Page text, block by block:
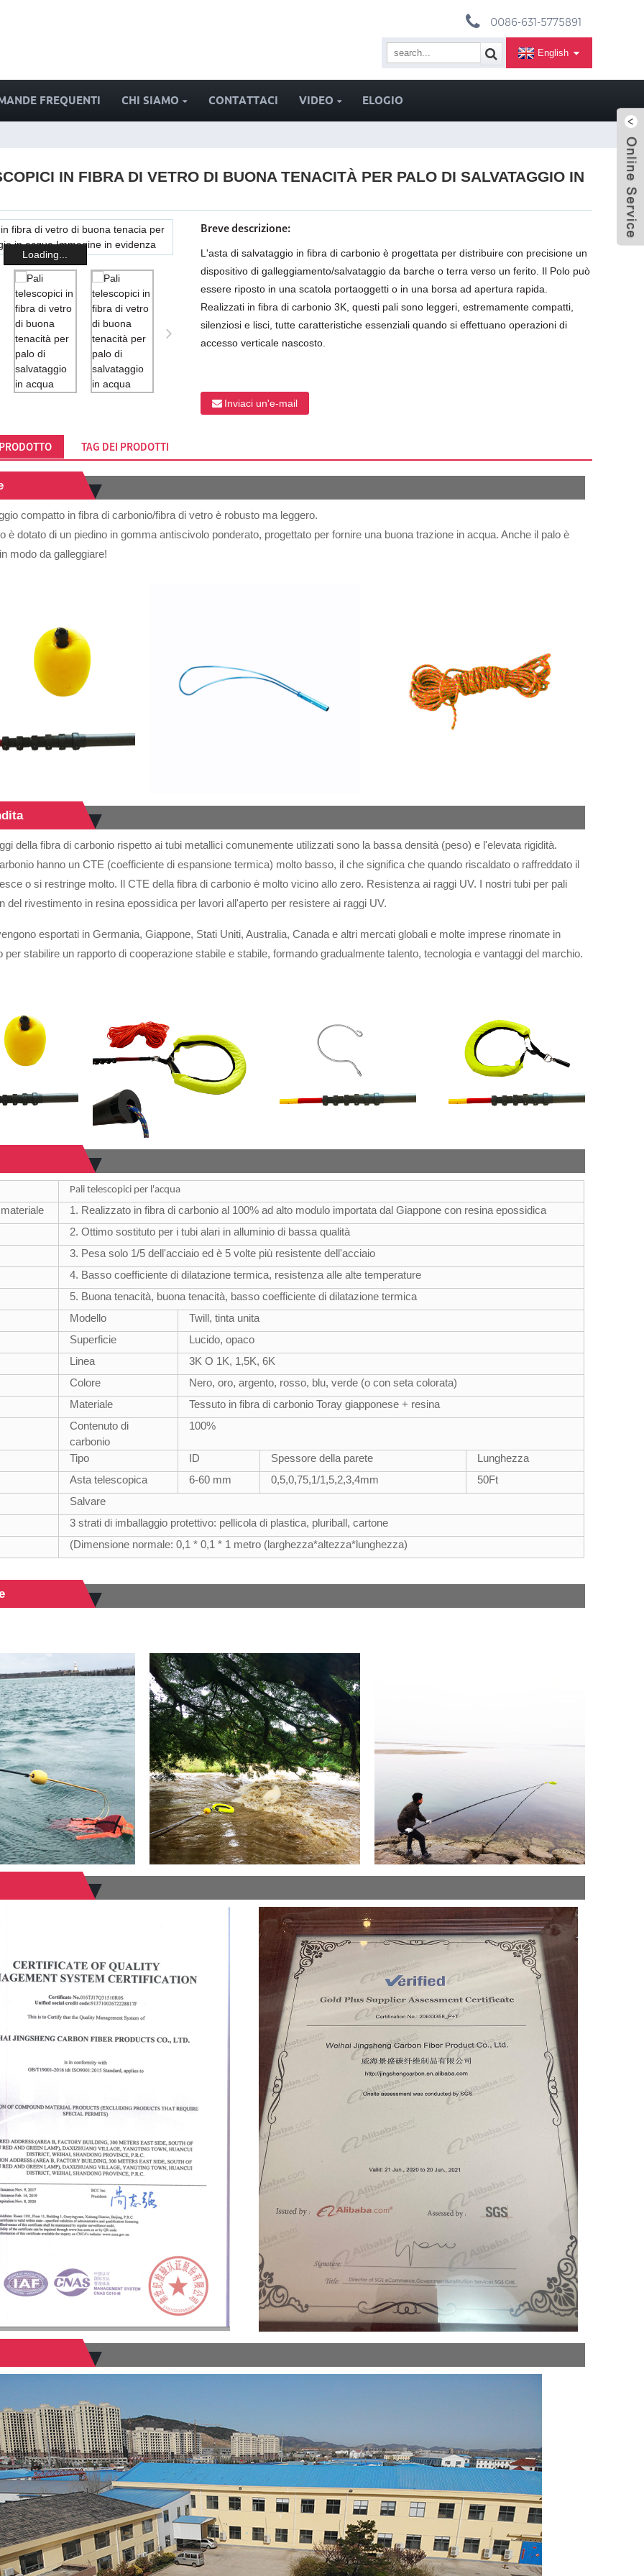
0086-631-5775891
English
FREQUENTI CHI SIAMO CONTATTACI VIDEO ELOGIO
IN FIBRA DI VETRO DI BUONA TENACITÀ PER PALO DI SALVATAGGIO IN
Loading...
Breve descrizione:
L'asta di salvataggio in fibra di carbonio è progettata per distribuire con precisione un
dispositivo di galleggiamento/salvataggio da barche o terra verso un ferito. Il Polo può
essere riposto in una scatola portaoggetti o in una borsa ad apertura rapida.
Realizzati in fibra di carbonio 3K, questi pali sono leggeri, estremamente compatti,
silenziosi e lisci, tutte caratteristiche essenziali quando si effettuano operazioni di
accesso verticale nascosto.
Inviaci un'e-mail
TAG DEI PRODOTTI
compatto in fibra di carbonio/fibra di vetro è robusto ma leggero.
è dotato di un piedino in gomma antiscivolo ponderato, progettato per fornire una buona trazione in acqua. Anche il palo è
modo da galleggiare!
della fibra di carbonio rispetto ai tubi metallici comunemente utilizzati sono la bassa densità (peso) e l'elevata rigidità.
hanno un CTE (coefficiente di espansione termica) molto basso, il che significa che quando riscaldato o raffreddato il
o si restringe molto. Il CTE della fibra di carbonio è molto vicino allo zero. Resistenza ai raggi UV. I nostri tubi per pali
del rivestimento in resina epossidica per lavori all'aperto per resistere ai raggi UV.
esportati in Germania, Giappone, Stati Uniti, Australia, Canada e altri mercati globali e molte imprese rinomate in
per stabilire un rapporto di cooperazione stabile e stabile, formando gradualmente talento, tecnologia e vantaggi del marchio.
Pali telescopici per l'acqua
1. Realizzato in fibra di carbonio al 100% ad alto modulo importata dal Giappone con resina epossidica
2. Ottimo sostituto per i tubi alari in alluminio di bassa qualità
3. Pesa solo 1/5 dell'acciaio ed è 5 volte più resistente dell'acciaio
4. Basso coefficiente di dilatazione termica, resistenza alle alte temperature
5. Buona tenacità, buona tenacità, basso coefficiente di dilatazione termica
Modello
Twill, tinta unita
Superficie
Lucido, opaco
Linea
3K O 1K, 1,5K, 6K
Colore
Nero, oro, argento, rosso, blu, verde (o con seta colorata)
Materiale
Tessuto in fibra di carbonio Toray giapponese + resina
Contenuto di
carbonio
100%
Tipo ID Spessore della parete
Lunghezza
Asta telescopica
6-60 mm 0,5,0,75,1/1,5,2,3,4mm 50Ft
Salvare
3 strati di imballaggio protettivo: pellicola di plastica, pluriball, cartone
(Dimensione normale: 0,1 * 0,1 * 1 metro (larghezza*altezza*lunghezza)